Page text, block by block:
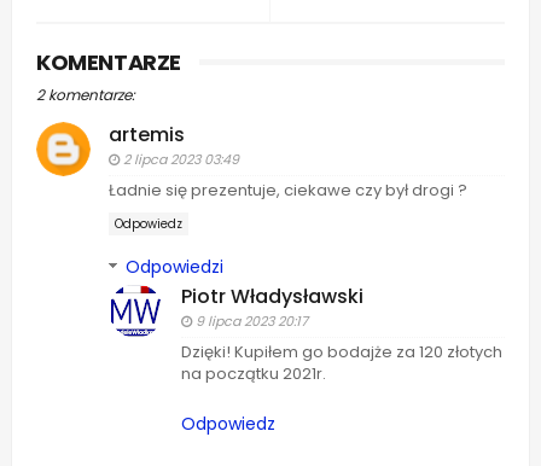
KOMENTARZE
2 komentarze:
artemis
2 lipca 2023 03:49
Ładnie się prezentuje, ciekawe czy był drogi ?
Odpowiedz
Odpowiedzi
Piotr Władysławski
9 lipca 2023 20:17
Dzięki! Kupiłem go bodajże za 120 złotych
na początku 2021r.
Odpowiedz